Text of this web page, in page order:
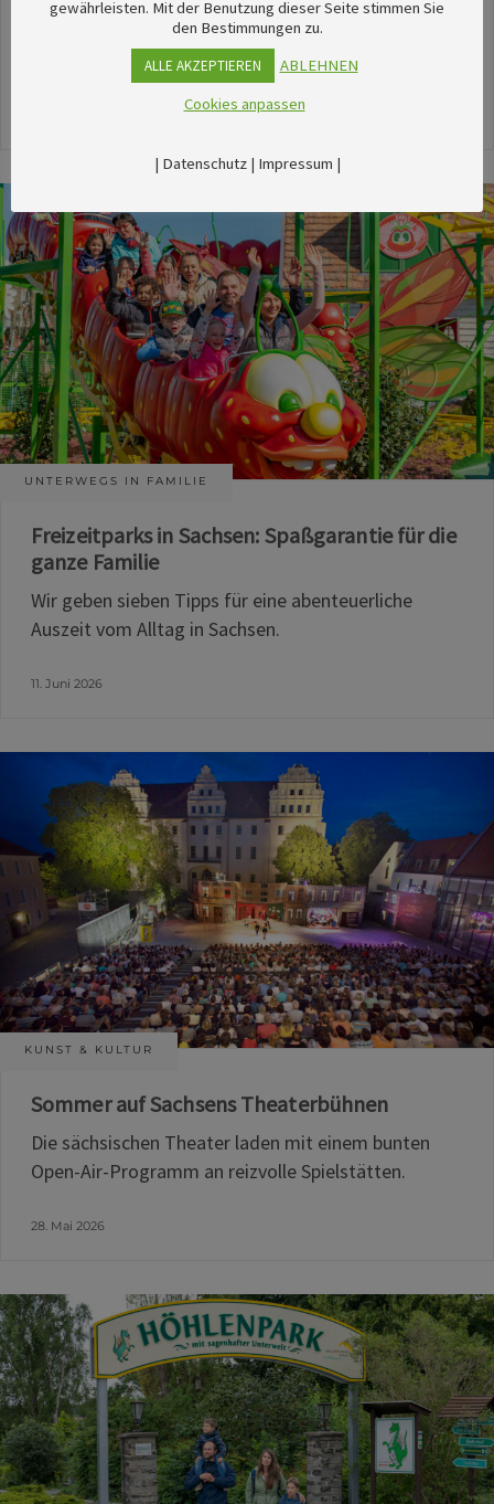
stimmungsvolle Veranstaltungen im August
herausgesucht.
UNTERWEGS IN FAMILIE
Freizeitparks in Sachsen: Spaßgarantie für die
ganze Familie
Wir geben sieben Tipps für eine abenteuerliche
Auszeit vom Alltag in Sachsen.
11. Juni 2026
KUNST & KULTUR
Sommer auf Sachsens Theaterbühnen
Die sächsischen Theater laden mit einem bunten
Open-Air-Programm an reizvolle Spielstätten.
28. Mai 2026
gewährleisten. Mit der Benutzung dieser Seite stimmen Sie
den Bestimmungen zu.
ALLE AKZEPTIEREN
ABLEHNEN
Cookies anpassen
| Datenschutz| Impressum |